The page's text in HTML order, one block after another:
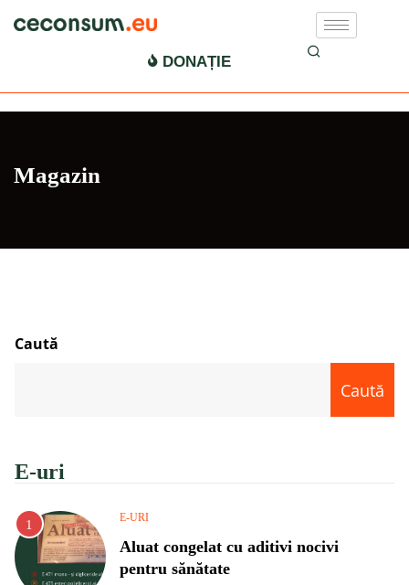
DONAȚIE
Magazin
Caută
Caută
E-uri
E-URI
Aluat congelat cu aditivi nocivi
pentru sănătate